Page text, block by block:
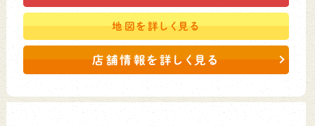
地図を詳しく見る
店舗情報を詳しく見る